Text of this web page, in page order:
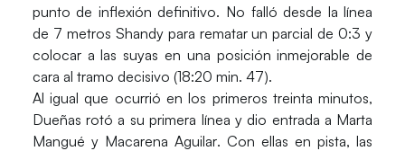
punto de inflexión definitivo. No falló desde la línea
de 7 metros Shandypara rematar un parcial de 0:3 y
colocar a las suyas en una posición inmejorable de
cara al tramo decisivo (18:20 min. 47).
Al igual que ocurrió en los primeros treinta minutos,
Dueñas rotó a su primera línea y dio entrada a Marta
Mangué y Macarena Aguilar. Con ellas en pista, las